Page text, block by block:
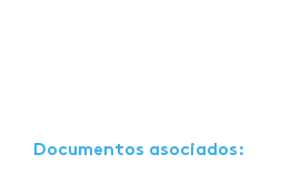
Documentos asociados: